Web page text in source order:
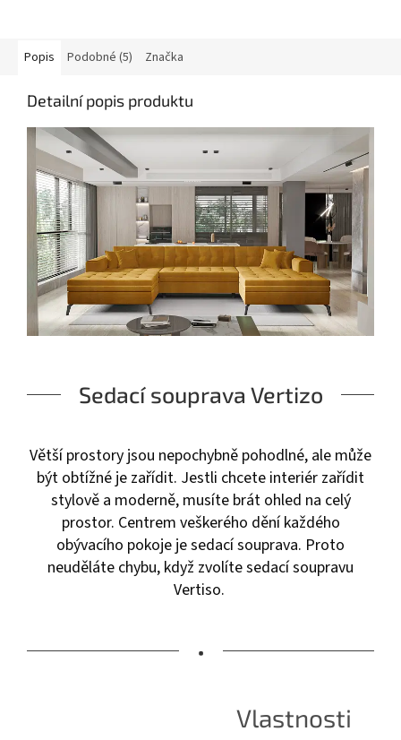
Popis Podobné (5) Značka
Detailní popis produktu
Sedací souprava Vertizo
Větší prostory jsou nepochybně pohodlné, ale může
být obtížné je zařídit. Jestli chcete interiér zařídit
stylově a moderně, musíte brát ohled na celý
prostor. Centrem veškerého dění každého
obývacího pokoje je sedací souprava. Proto
neuděláte chybu, když zvolíte sedací soupravu
Vertiso.
•
Vlastnosti